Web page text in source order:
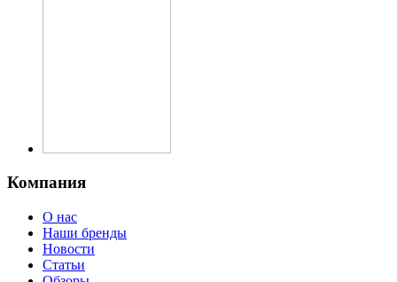
Компания
О нас
Наши бренды
Новости
Статьи